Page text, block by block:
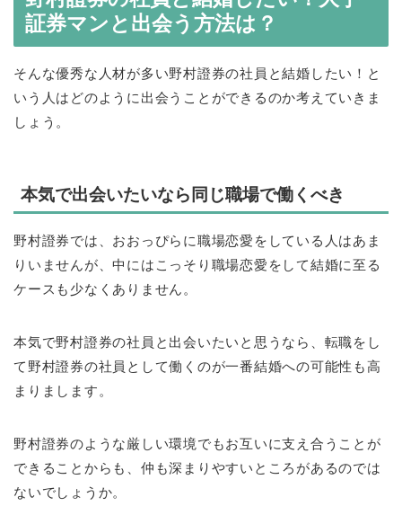
証券マンと出会う方法は？
そんな優秀な人材が多い野村證券の社員と結婚したい！と
いう人はどのように出会うことができるのか考えていきま
しょう。
本気で出会いたいなら同じ職場で働くべき
野村證券では、おおっぴらに職場恋愛をしている人はあま
りいませんが、中にはこっそり職場恋愛をして結婚に至る
ケースも少なくありません。
本気で野村證券の社員と出会いたいと思うなら、転職をし
て野村證券の社員として働くのが一番結婚への可能性も高
まりまします。
野村證券のような厳しい環境でもお互いに支え合うことが
できることからも、仲も深まりやすいところがあるのでは
ないでしょうか。